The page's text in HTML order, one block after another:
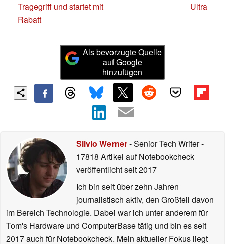
Tragegriff und startet mit
Rabatt
Ultra
Als bevorzugte Quelle
auf Google
hinzufügen
Silvio Werner- Senior Tech Writer-
17818 Artikel auf Notebookcheck
veröffentlichtseit 2017
Ich bin seit über zehn Jahren
journalistisch aktiv, den Großteil davon
im Bereich Technologie. Dabei war ich unter anderem für
Tom's Hardware und ComputerBase tätig und bin es seit
2017 auch für Notebookcheck. Mein aktueller Fokus liegt